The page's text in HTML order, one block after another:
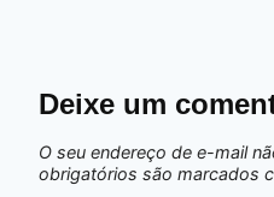
Deixe um
O seu endereço de e-mail
obrigatórios são marcados